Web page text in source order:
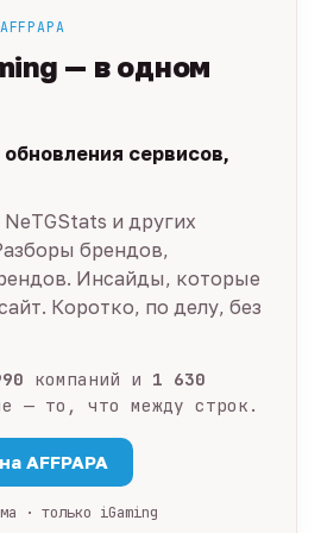
— в одном
сервисов,
и других
брендов,
Инсайды, которые
Коротко, по делу, без
компаний и 1 630
— то, что между строк.
AFFPAPA
· только iGaming